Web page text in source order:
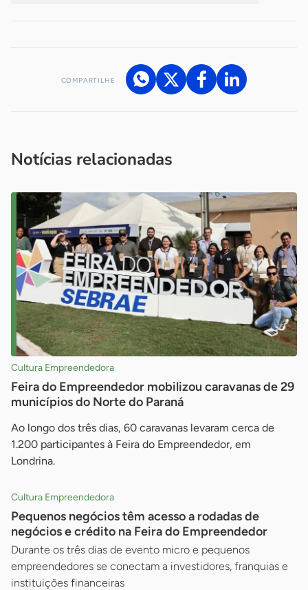
COMPARTILHE
Notícias relacionadas
Cultura Empreendedora
Feira do Empreendedor mobilizou caravanas de 29
municípios do Norte do Paraná
Ao longo dos três dias, 60 caravanas levaram cerca de
1.200 participantes à Feira do Empreendedor, em
Londrina.
Cultura Empreendedora
Pequenos negócios têm acesso a rodadas de
negócios e crédito na Feira do Empreendedor
Durante os três dias de evento micro e pequenos
empreendedores se conectam a investidores, franquias e
instituições financeiras